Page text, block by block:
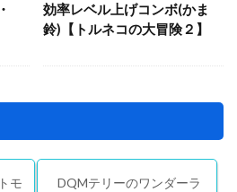
効率レベル上げコンボ(かま
鈴)【トルネコの大冒険２】
モ
DQMテリーのワンダーラ